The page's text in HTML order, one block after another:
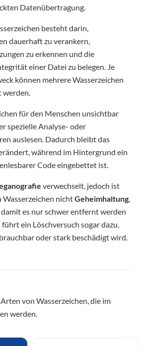
Datenübertragung.
besteht darin,
dauerhaft zu verankern,
zu erkennen und die
einer Datei zu belegen. Je
können mehrere Wasserzeichen
werden.
für den Menschen unsichtbar
spezielle Analyse- oder
auslesen. Dadurch bleibt das
während im Hintergrund ein
Code eingebettet ist.
verwechselt, jedoch ist
nichtGeheimhaltung,
damit es nur schwer entfernt werden
ein Löschversuch sogar dazu,
oder stark beschädigt wird.
von Wasserzeichen, die im
werden.